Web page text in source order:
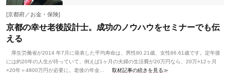
[京都府／お金・保険]
京都の幸せ老後設計士。成功のノウハウをセミナーでも伝
える
厚生労働省が2014 年7月に発表した平均寿命は、男性80.21歳、女性86.61歳です。定年後
には約20年の人生が待っていて、例えば1ヶ月の夫婦の生活費が20万円なら、20万×12ヶ月
×20年＝4800万円が必要に。老後の年金...
取材記事の続きを見る≫